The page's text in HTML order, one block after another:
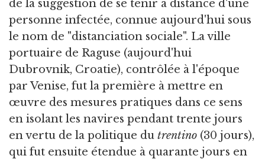
de la suggestion de se tenir à distance d'une
personne infectée, connue aujourd'hui sous
le nom de "distanciation sociale". La ville
portuaire de Raguse (aujourd'hui
Dubrovnik, Croatie), contrôlée à l'époque
par Venise, fut la première à mettre en
œuvre des mesures pratiques dans ce sens
en isolant les navires pendant trente jours
en vertu de la politique du trentino (30 jours),
qui fut ensuite étendue à quarante jours en